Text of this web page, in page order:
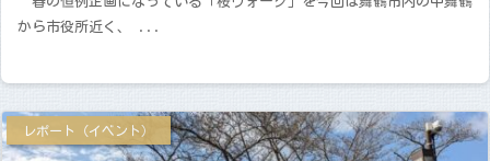
から市役所近く、 ...
レポート（イベント）